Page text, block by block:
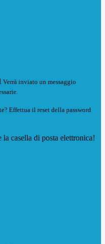
Verrà inviato un messaggio
Effettua il reset della password
casella di posta elettronica!